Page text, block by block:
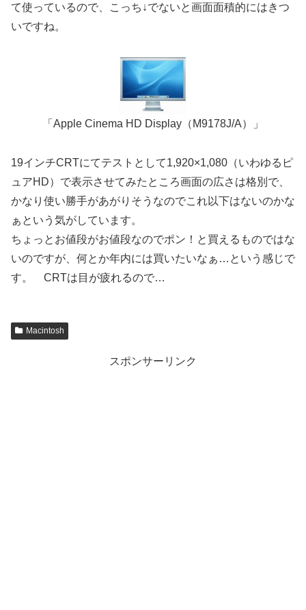
て使っているので、こっち↓でないと画面面積的にはきつ
いですね。
「Apple Cinema HD Display（M9178J/A）」
19インチCRTにてテストとして1,920×1,080（いわゆるピ
ュアHD）で表示させてみたところ画面の広さは格別で、
かなり使い勝手があがりそうなのでこれ以下はないのかな
ぁという気がしています。
ちょっとお値段がお値段なのでポン！と買えるものではな
いのですが、何とか年内には買いたいなぁ…という感じで
す。 CRTは目が疲れるので…
Macintosh
スポンサーリンク